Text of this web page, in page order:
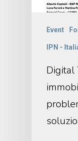
Event
IPN -
Digital